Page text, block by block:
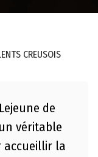
CREUSOIS
de
véritable
accueillir la